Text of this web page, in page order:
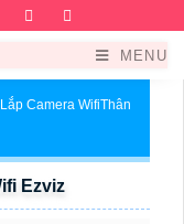
Facebook
MENU
Lắp Camera WifiThân
Ezviz